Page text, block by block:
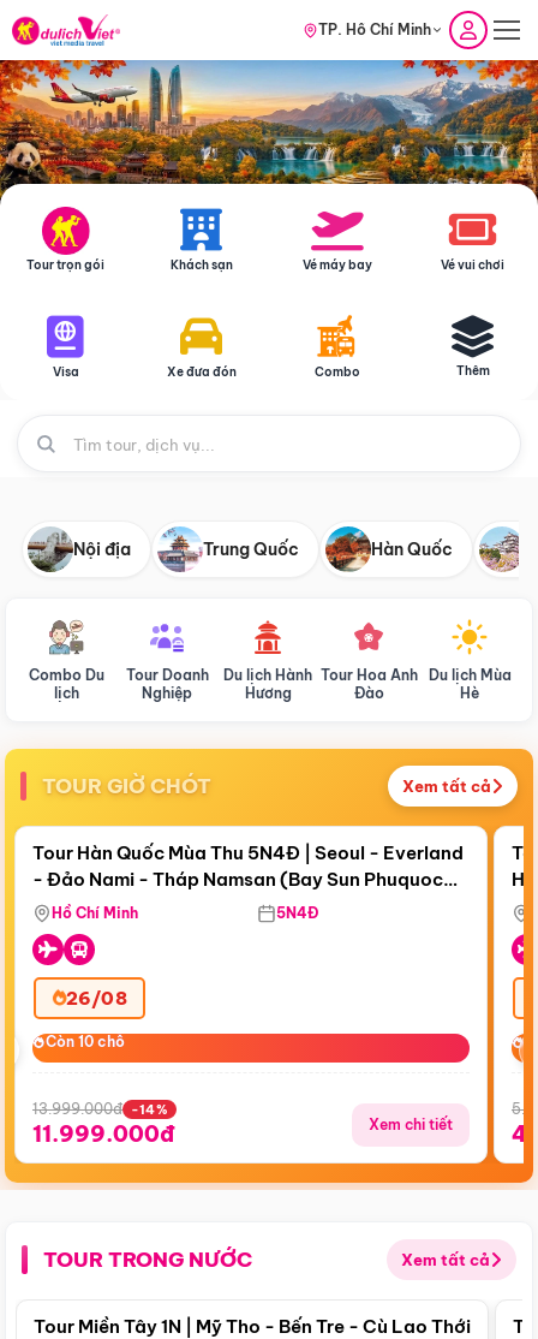
TP. Hồ Chí Minh
Tour trọn gói Khách sạn Vé máy bay Vé vui chơi
Visa Xe đưa đón Combo Thêm
Nội địa Trung Quốc Hàn Quốc
Combo Du
lịch
Tour Doanh
Nghiệp
Du lịch Hành
Hương
Tour Hoa Anh
Đào
Du lịch Mùa
Hè
TOUR GIỜ CHÓT Xem tất cả
Còn18 ngày 18:41:59
Bay Sun Phuquoc Airways
Điểm nổi bật
Tour Hàn Quốc Mùa Thu 5N4Đ | Seoul - Everland
- Đảo Nami - Tháp Namsan (Bay Sun Phuquoc
Airways)
Hồ Chí Minh 5N4Đ
26/08
Còn 10 chỗ
Còn 10 chỗ
13.999.000đ -14%
11.999.000đ Xem chi tiết
TOUR TRONG NƯỚC Xem tất cả
Điểm nổi bật
Tour Miền Tây 1N | Mỹ Tho - Bến Tre - Cù Lao Thới